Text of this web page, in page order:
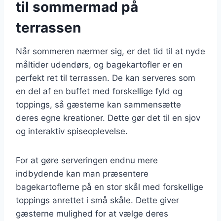
til sommermad på
terrassen
Når sommeren nærmer sig, er det tid til at nyde
måltider udendørs, og bagekartofler er en
perfekt ret til terrassen. De kan serveres som
en del af en buffet med forskellige fyld og
toppings, så gæsterne kan sammensætte
deres egne kreationer. Dette gør det til en sjov
og interaktiv spiseoplevelse.
For at gøre serveringen endnu mere
indbydende kan man præsentere
bagekartoflerne på en stor skål med forskellige
toppings anrettet i små skåle. Dette giver
gæsterne mulighed for at vælge deres